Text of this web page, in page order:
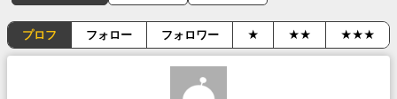
プロフ フォロー フォロワー ★ ★★ ★★★